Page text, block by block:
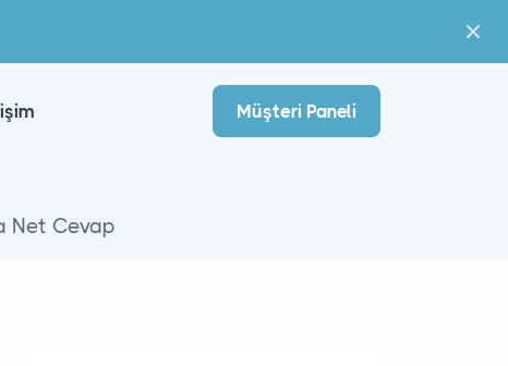
Müşteri Paneli
Net Cevap